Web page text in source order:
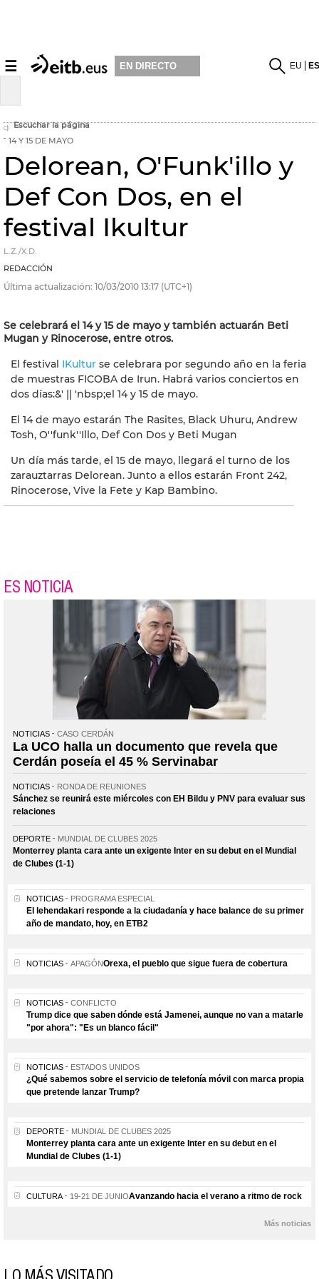
☰ EN DIRECTO EU
Escuchar la página
14 Y 15 DE MAYO
Delorean, O'Funk'illo y
Def Con Dos, en el
festival Ikultur
L.Z./X.D.
REDACCIÓN
Última actualización: 10/03/2010 13:17 (UTC+1)
Se celebrará el 14 y 15 de mayo y también actuarán Beti
Mugan y Rinocerose, entre otros.
El festival IKultur se celebrara por segundo año en la feria
de muestras FICOBA de Irun. Habrá varios conciertos en
dos días:&' || 'nbsp;el 14 y 15 de mayo.
El 14 de mayo estarán The Rasites, Black Uhuru, Andrew
Tosh, O''funk''Illo, Def Con Dos y Beti Mugan
Un día más tarde, el 15 de mayo, llegará el turno de los
zarauztarras Delorean. Junto a ellos estarán Front 242,
Rinocerose, Vive la Fete y Kap Bambino.
ES NOTICIA
NOTICIAS CASO CERDÁN
La UCO halla un documento que revela que
Cerdán poseía el 45 % Servinabar
NOTICIAS RONDA DE REUNIONES
Sánchez se reunirá este miércoles con EH Bildu y PNV para evaluar sus
relaciones
DEPORTE MUNDIAL DE CLUBES 2025
Monterrey planta cara ante un exigente Inter en su debut en el Mundial
de Clubes (1-1)
NOTICIAS PROGRAMA ESPECIAL
El lehendakari responde a la ciudadanía y hace balance de su primer
año de mandato, hoy, en ETB2
NOTICIAS APAGÓNOrexa, el pueblo que sigue fuera de cobertura
NOTICIAS CONFLICTO
Trump dice que saben dónde está Jamenei, aunque no van a matarle
"por ahora": "Es un blanco fácil"
NOTICIAS ESTADOS UNIDOS
¿Qué sabemos sobre el servicio de telefonía móvil con marca propia
que pretende lanzar Trump?
DEPORTE MUNDIAL DE CLUBES 2025
Monterrey planta cara ante un exigente Inter en su debut en el
Mundial de Clubes (1-1)
CULTURA 19-21 DE JUNIOAvanzando hacia el verano a ritmo de rock
Más noticias